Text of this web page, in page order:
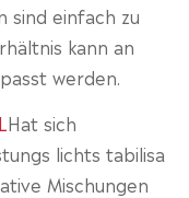
sind einfach zu
kann an
werden.
Hat sich
lichts tabilisa
Mischungen